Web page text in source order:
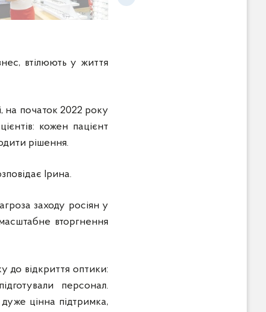
втілюють у життя
на початок 2022 року
кожен пацієнт
рішення.
Ірина.
заходу росіян у
вторгнення
до відкриття оптики:
персонал.
цінна підтримка,